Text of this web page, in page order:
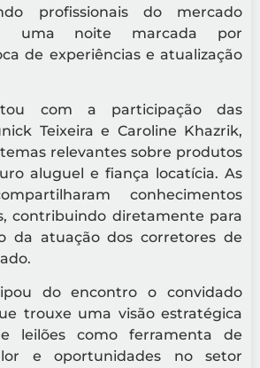
profissionais do mercado
uma noite marcada por
de experiências e atualização
com a participação das
Teixeira e Caroline Khazrik,
relevantes sobre produtos
aluguel e fiança locatícia. As
conhecimentos
contribuindo diretamente para
da atuação dos corretores de
do encontro o convidado
trouxe uma visão estratégica
leilões como ferramenta de
e oportunidades no setor